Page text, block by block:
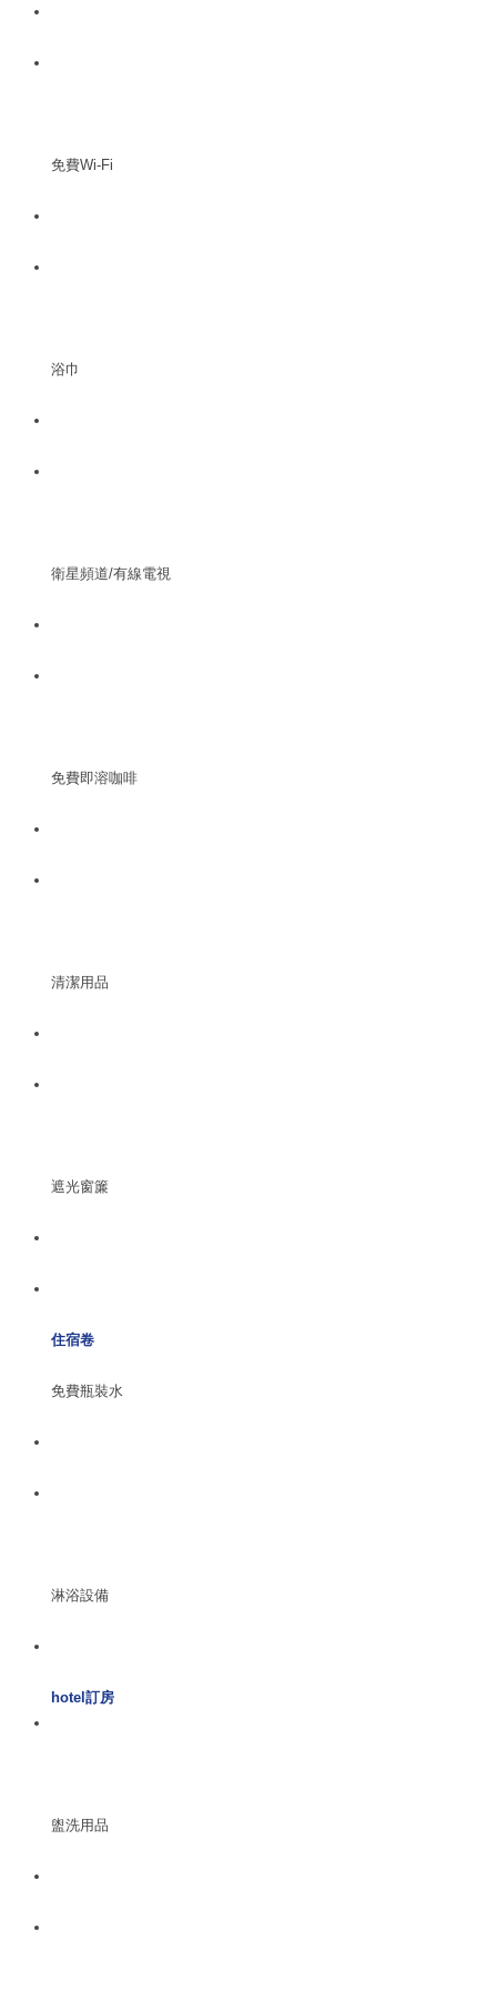
免費Wi-Fi
浴巾
衛星頻道/有線電視
免費即溶咖啡
清潔用品
遮光窗簾
住宿卷
免費瓶裝水
淋浴設備
hotel訂房
盥洗用品